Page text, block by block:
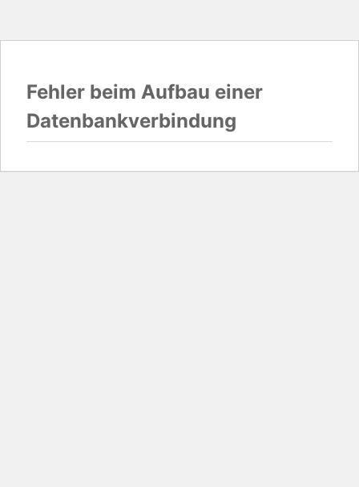
Fehler beim Aufbau einer
Datenbankverbindung